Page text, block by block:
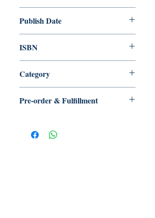
Publish Date
ISBN
Category
Pre-order & Fulfillment
your copy and notify you for
pickup/delivery. Full refund if sourcing